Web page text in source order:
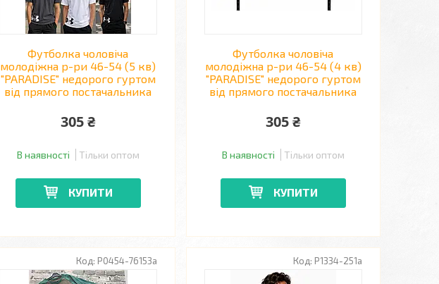
Футболка чоловіча
молодіжна р-ри 46-54 (5 кв)
"PARADISE" недорого гуртом
від прямого постачальника
305 ₴
В наявності Тільки оптом
КУПИТИ
Футболка чоловіча
молодіжна р-ри 46-54 (4 кв)
"PARADISE" недорого гуртом
від прямого постачальника
305 ₴
В наявності Тільки оптом
КУПИТИ
P0454-76153a P1334-251a